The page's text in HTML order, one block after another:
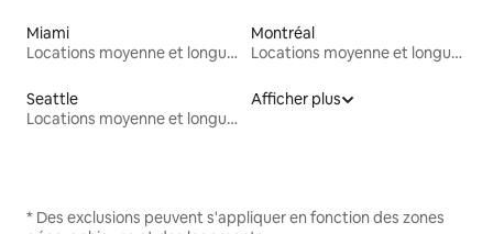
Miami
Locations moyenne et longue durée
Montréal
Locations moyenne et longue durée
Seattle
Locations moyenne et longue durée
Afficher plus
* Des exclusions peuvent s'appliquer en fonction des zones